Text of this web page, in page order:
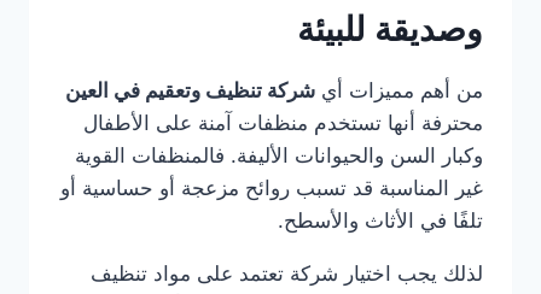
وصديقة للبيئة
من أهم مميزات أي شركة تنظيف وتعقيم في العين
محترفة أنها تستخدم منظفات آمنة على الأطفال
وكبار السن والحيوانات الأليفة. فالمنظفات القوية
غير المناسبة قد تسبب روائح مزعجة أو حساسية أو
تلفًا في الأثاث والأسطح.
لذلك يجب اختيار شركة تعتمد على مواد تنظيف